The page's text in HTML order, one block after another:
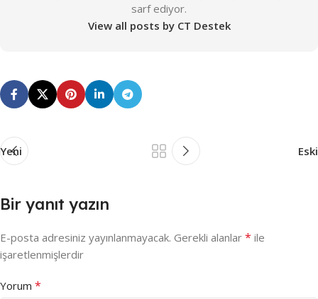
sarf ediyor.
View all posts by CT Destek
Yeni Eski
Bir yanıt yazın
E-posta adresiniz yayınlanmayacak. Gerekli alanlar * ile
işaretlenmişlerdir
Yorum *